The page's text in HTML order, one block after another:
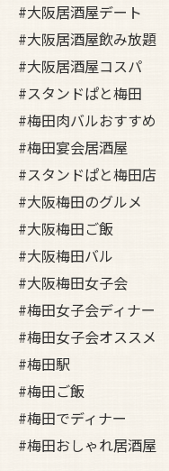
#大阪居酒屋デート
#大阪居酒屋飲み放題
#大阪居酒屋コスパ
#スタンドぱと梅田
#梅田肉バルおすすめ
#梅田宴会居酒屋
#スタンドぱと梅田店
#大阪梅田のグルメ
#大阪梅田ご飯
#大阪梅田バル
#大阪梅田女子会
#梅田女子会ディナー
#梅田女子会オススメ
#梅田駅
#梅田ご飯
#梅田でディナー
#梅田おしゃれ居酒屋